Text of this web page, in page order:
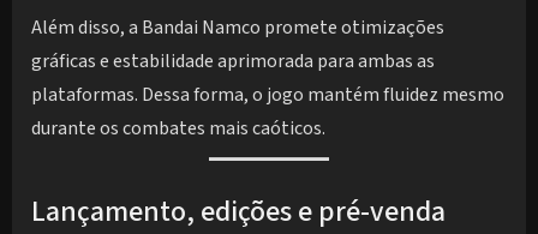
Além disso, a Bandai Namco promete otimizações
gráficas e estabilidade aprimorada para ambas as
plataformas. Dessa forma, o jogo mantém fluidez mesmo
durante os combates mais caóticos.
Lançamento, edições e pré-venda